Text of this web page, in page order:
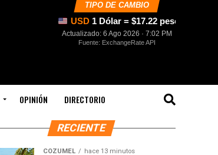
TIPO DE CAMBIO
USD 1 Dólar = $17.22 pesos
Actualizado: 6 Ago 2026 · 7:02 PM
Fuente: ExchangeRate API
OPINIÓN DIRECTORIO
RECIENTE
COZUMEL hace 13 minutos